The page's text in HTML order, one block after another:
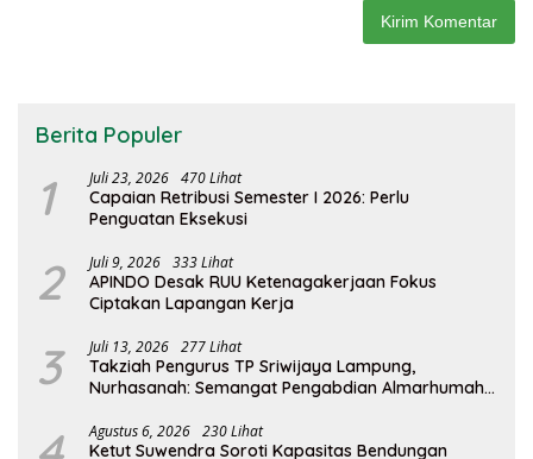
Berita Populer
1 Juli 23, 2026 470 Lihat
Capaian Retribusi Semester I 2026: Perlu
Penguatan Eksekusi
2 Juli 9, 2026 333 Lihat
APINDO Desak RUU Ketenagakerjaan Fokus
Ciptakan Lapangan Kerja
3 Juli 13, 2026 277 Lihat
Takziah Pengurus TP Sriwijaya Lampung,
Nurhasanah: Semangat Pengabdian Almarhumah
Agustus 6, 2026 230 Lihat
Ketut Suwendra Soroti Kapasitas Bendungan